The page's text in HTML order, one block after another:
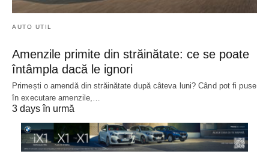
AUTO UTIL
Amenzile primite din străinătate: ce se poate
întâmpla dacă le ignori
Primești o amendă din străinătate după câteva luni? Când pot fi puse
în executare amenzile,…
3 days în urmă